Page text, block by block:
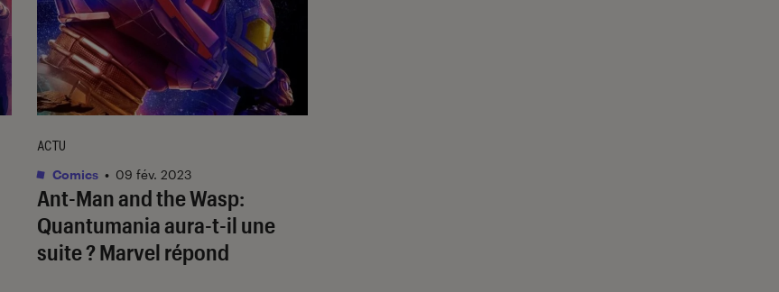
Ant-Man and the Wasp:
Quantumaniaaura-t-il une
suite ? Marvel répond
ACTU
Comics • 09 fév. 2023